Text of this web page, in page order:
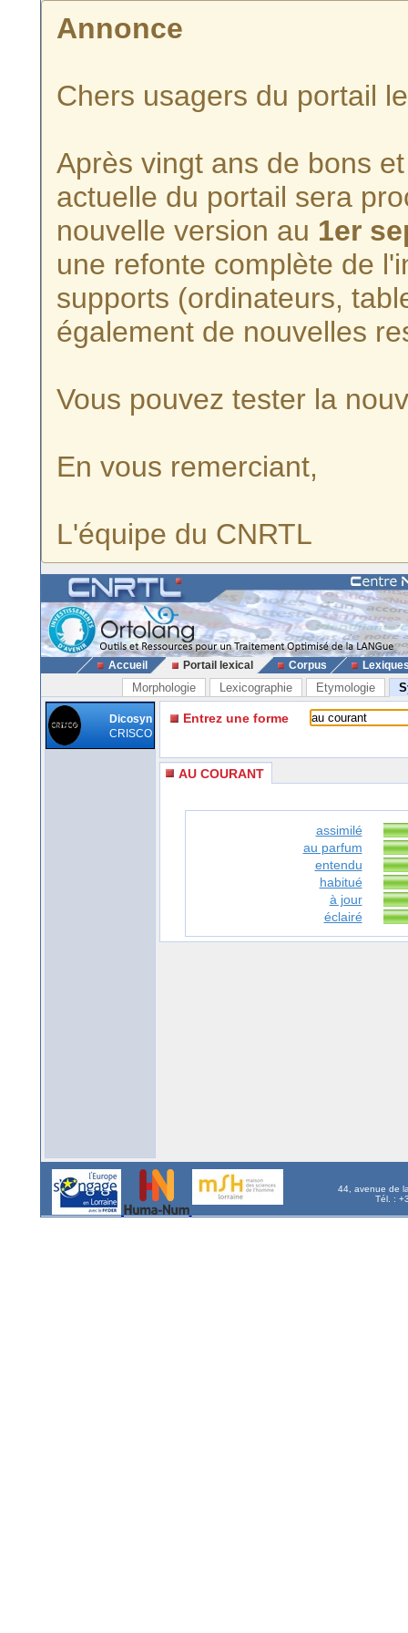
Annonce
Chers usagers du portail
Après vingt ans de bons
actuelle du portail sera
nouvelle version au 1er
une refonte complète de
supports (ordinateurs,
également de nouvelles
Vous pouvez tester la
En vous remerciant,
L'équipe du CNRTL
Accueil Portail lexical Corpus
Morphologie Lexicographie Etymologie
Dicosyn
CRISCO
Entrez une forme
AU COURANT
assimilé
au parfum
entendu
habitué
à jour
éclairé
44, avenue de
Tél. :